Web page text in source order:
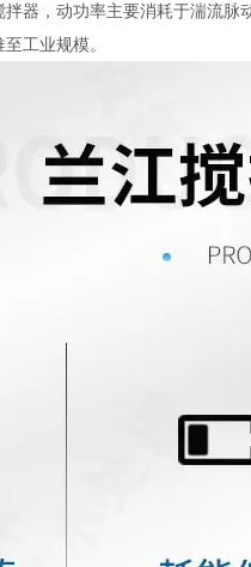
器，动功率主要消耗于湍流
工业规模。